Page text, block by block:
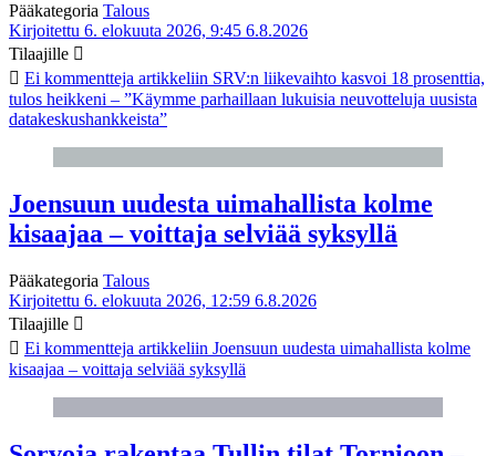
Pääkategoria Talous
Kirjoitettu 6. elokuuta 2026, 9:45 6.8.2026
Tilaajille
Ei kommentteja artikkeliin SRV:n liikevaihto kasvoi 18 prosenttia,
tulos heikkeni – ”Käymme parhaillaan lukuisia neuvotteluja uusista
datakeskushankkeista”
Joensuun uudesta uimahallista kolme
kisaajaa – voittaja selviää syksyllä
Pääkategoria Talous
Kirjoitettu 6. elokuuta 2026, 12:59 6.8.2026
Tilaajille
Ei kommentteja artikkeliin Joensuun uudesta uimahallista kolme
kisaajaa – voittaja selviää syksyllä